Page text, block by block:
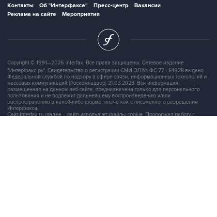
Контакты Об "Интерфаксе" Пресс-центр
Вакансии
Реклама на сайте
Мероприятия
Copyright © 1991—2026 Interfax. Все права защищены. Сетевое издание
"Интерфакс.ру". Свидетельство о регистрации СМИ ЭЛ № ФС 77 - 84928 выдано
Федеральной службой по надзору в сфере связи, информационных технологий и
массовых коммуникаций (Роскомнадзор) 21.03.2023. Вся информация,
размещенная на данном веб-сайте, предназначена только для персонального
пользования и не подлежит дальнейшему воспроизведению и/или
распространению в какой-либо форме, иначе как с письменного разрешения
Интерфакса.
Сайт Interfax.ru (далее – сайт) использует файлы cookie. Продолжая работу с